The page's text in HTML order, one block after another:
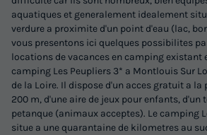
aquatiques et generalement idealement
verdure a proximite d'un point d'eau (lac,
vous presentons ici quelques possibilites
locations de vacances en camping existant
camping Les Peupliers 3* a Montlouis Sur
de la Loire. Il dispose d'un acces gratuit a
200 m, d'une aire de jeux pour enfants, d'un
petanque (animaux acceptes). Le camping
situe a une quarantaine de kilometres au